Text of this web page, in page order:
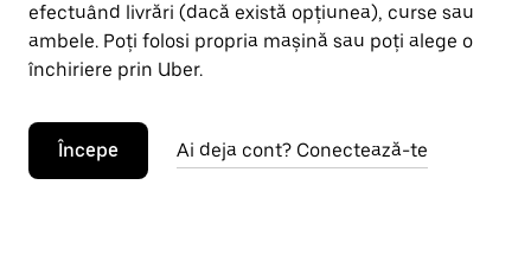
efectuând livrări (dacă există opțiunea), curse sau
ambele. Poți folosi propria mașină sau poți alege o
închiriere prin Uber.
Începe Ai deja cont? Conectează-te